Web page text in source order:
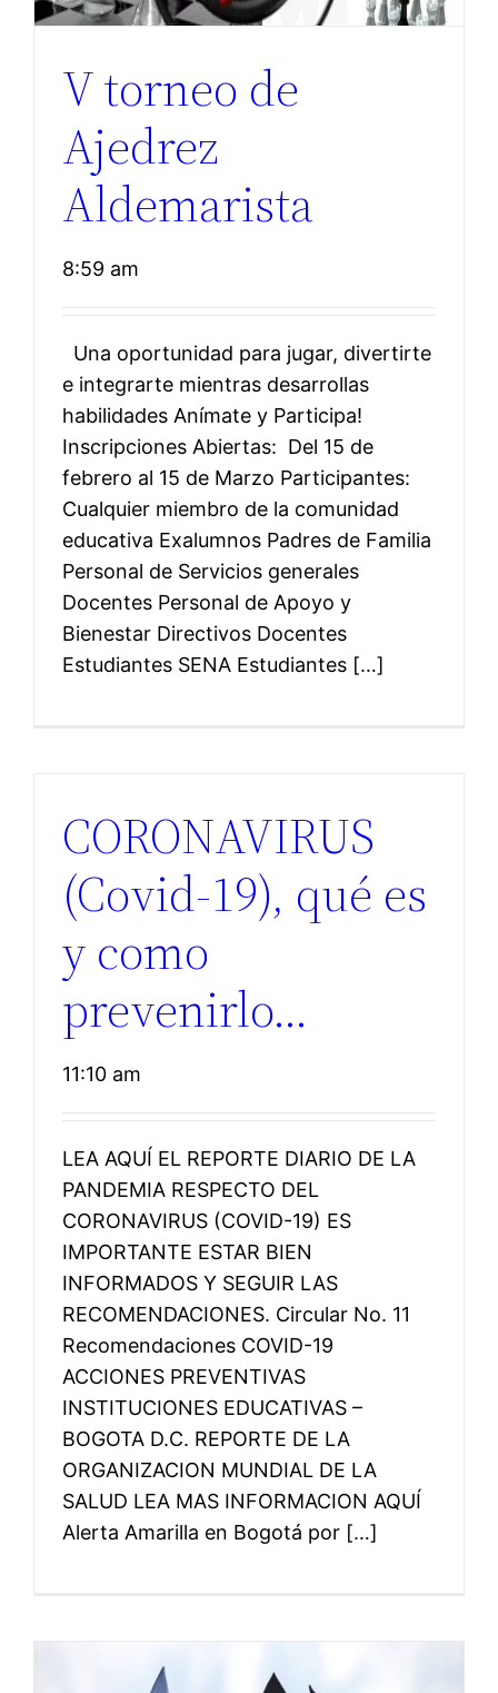
V torneo de
Ajedrez
Aldemarista
8:59 am
Una oportunidad para jugar, divertirte
e integrarte mientras desarrollas
habilidades Anímate y Participa!
Inscripciones Abiertas: Del 15 de
febrero al 15 de Marzo Participantes:
Cualquier miembro de la comunidad
educativa Exalumnos Padres de Familia
Personal de Servicios generales
Docentes Personal de Apoyo y
Bienestar Directivos Docentes
Estudiantes SENA Estudiantes […]
CORONAVIRUS
(Covid-19), qué es
y como
prevenirlo…
11:10 am
LEA AQUÍ EL REPORTE DIARIO DE LA
PANDEMIA RESPECTO DEL
CORONAVIRUS (COVID-19) ES
IMPORTANTE ESTAR BIEN
INFORMADOS Y SEGUIR LAS
RECOMENDACIONES. Circular No. 11
Recomendaciones COVID-19
ACCIONES PREVENTIVAS
INSTITUCIONES EDUCATIVAS –
BOGOTA D.C. REPORTE DE LA
ORGANIZACION MUNDIAL DE LA
SALUD LEA MAS INFORMACION AQUÍ
Alerta Amarilla en Bogotá por […]